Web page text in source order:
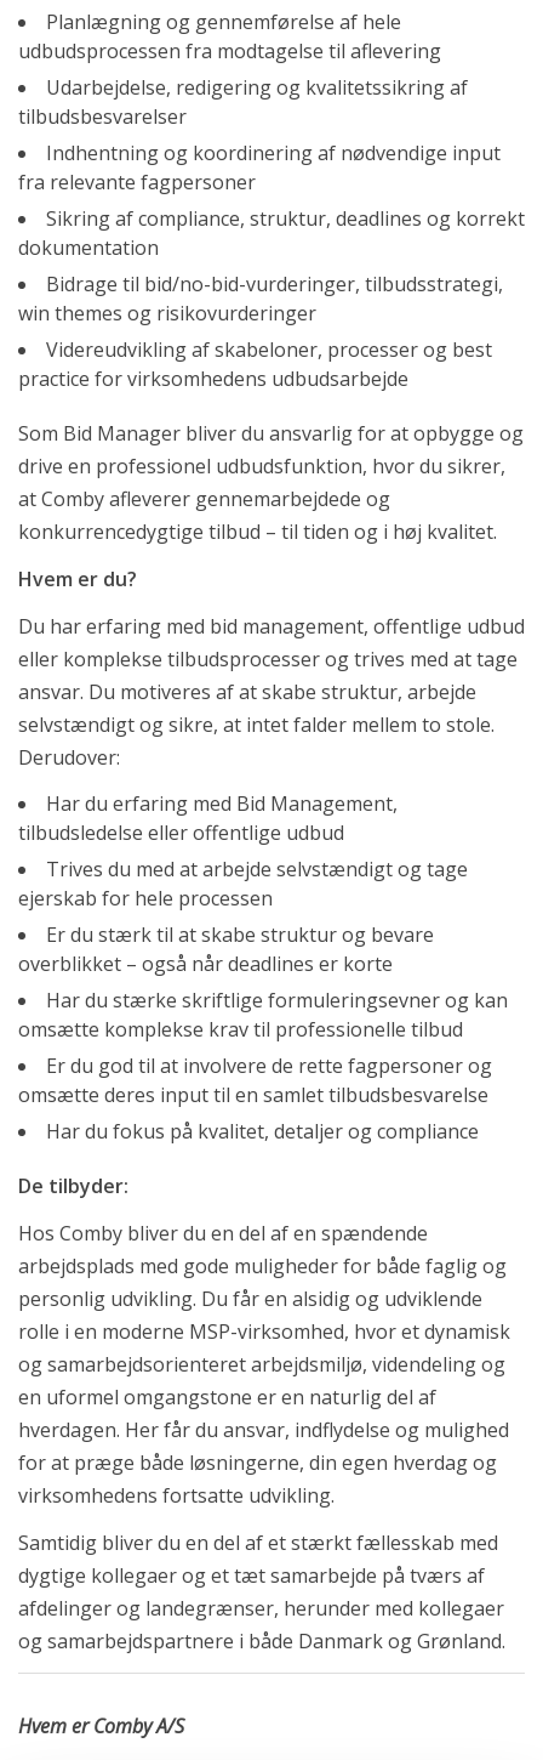
Planlægning og gennemførelse af hele
udbudsprocessen fra modtagelse til aflevering
Udarbejdelse, redigering og kvalitetssikring af
tilbudsbesvarelser
Indhentning og koordinering af nødvendige input
fra relevante fagpersoner
Sikring af compliance, struktur, deadlines og korrekt
dokumentation
Bidrage til bid/no-bid-vurderinger, tilbudsstrategi,
win themes og risikovurderinger
Videreudvikling af skabeloner, processer og best
practice for virksomhedens udbudsarbejde
Som Bid Manager bliver du ansvarlig for at opbygge og
drive en professionel udbudsfunktion, hvor du sikrer,
at Comby afleverer gennemarbejdede og
konkurrencedygtige tilbud – til tiden og i høj kvalitet.
Hvem er du?
Du har erfaring med bid management, offentlige udbud
eller komplekse tilbudsprocesser og trives med at tage
ansvar. Du motiveres af at skabe struktur, arbejde
selvstændigt og sikre, at intet falder mellem to stole.
Derudover:
Har du erfaring med Bid Management,
tilbudsledelse eller offentlige udbud
Trives du med at arbejde selvstændigt og tage
ejerskab for hele processen
Er du stærk til at skabe struktur og bevare
overblikket – også når deadlines er korte
Har du stærke skriftlige formuleringsevner og kan
omsætte komplekse krav til professionelle tilbud
Er du god til at involvere de rette fagpersoner og
omsætte deres input til en samlet tilbudsbesvarelse
Har du fokus på kvalitet, detaljer og compliance
De tilbyder:
Hos Comby bliver du en del af en spændende
arbejdsplads med gode muligheder for både faglig og
personlig udvikling. Du får en alsidig og udviklende
rolle i en moderne MSP-virksomhed, hvor et dynamisk
og samarbejdsorienteret arbejdsmiljø, videndeling og
en uformel omgangstone er en naturlig del af
hverdagen. Her får du ansvar, indflydelse og mulighed
for at præge både løsningerne, din egen hverdag og
virksomhedens fortsatte udvikling.
Samtidig bliver du en del af et stærkt fællesskab med
dygtige kollegaer og et tæt samarbejde på tværs af
afdelinger og landegrænser, herunder med kollegaer
og samarbejdspartnere i både Danmark og Grønland.
Hvem er Comby A/S